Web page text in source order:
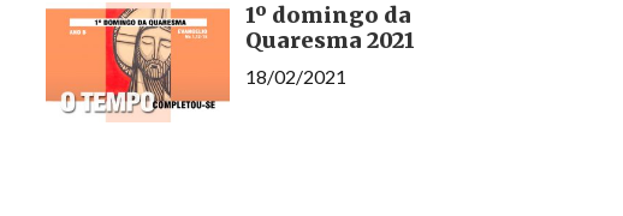
1º domingo da
Quaresma 2021
18/02/2021